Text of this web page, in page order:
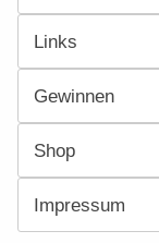
Links
Gewinnen
Shop
Impressum